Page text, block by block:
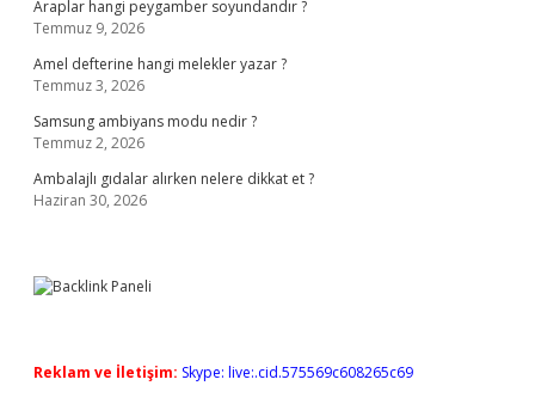
Araplar hangi peygamber soyundandır ?
Temmuz 9, 2026
Amel defterine hangi melekler yazar ?
Temmuz 3, 2026
Samsung ambiyans modu nedir ?
Temmuz 2, 2026
Ambalajlı gıdalar alırken nelere dikkat et ?
Haziran 30, 2026
Reklam ve İletişim: Skype: live:.cid.575569c608265c69